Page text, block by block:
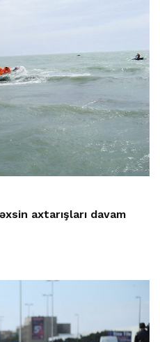
axtarışları davam